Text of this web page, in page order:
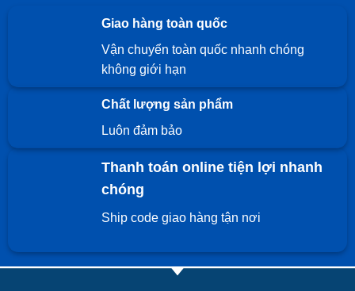
Giao hàng toàn quốc
Vận chuyển toàn quốc nhanh chóng
không giới hạn
Chất lượng sản phẩm
Luôn đảm bảo
Thanh toán online tiện lợi nhanh
chóng
Ship code giao hàng tận nơi